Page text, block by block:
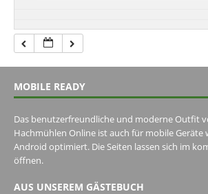
MOBILE READY
Das benutzerfreundliche und moderne Outfit
Hachmühlen Online ist auch für mobile Geräte
Android optimiert. Die Seiten lassen sich im
öffnen.
AUS UNSEREM GÄSTEBUCH